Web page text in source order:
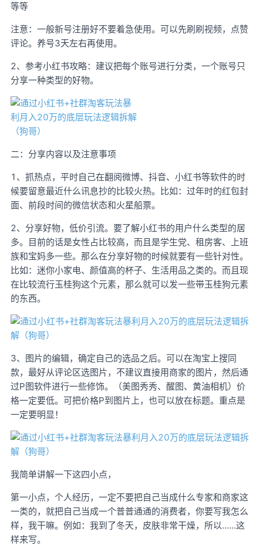
等等
注意：一般新号注册好不要着急使用。可以先刷刷视频，点赞
评论。养号3天左右再使用。
2、参考小红书攻略：建议把每个账号进行分类，一个账号只
分享一种类型的好物。
二：分享内容以及注意事项
1、抓热点，平时自己在翻阅微博、抖音、小红书等软件的时
候要留意最近什么讯息抄的比较火热。比如：过年时的红包封
面、前段时间的微信状态和火星船票。
2、分享好物，低价引流。要了解小红书的用户什么类型的居
多。目前的话是女性占比较高，而且是学生党、租房客、上班
族和宝妈多一些。那么在分享好物的时候就要有一些针对性。
比如：迷你小家电、颜值高的杯子、生活用品之类的。而且现
在比较流行玉桂狗这个元素，那么就可以发一些带玉桂狗元素
的东西。
3、图片的编辑，确定自己的选品之后。可以在淘宝上搜同
款，最好从评论区选图片，不建议直接用商家的图片，然后通
过P图软件进行一些修饰。（美图秀秀、醒图、黄油相机）价
格一定要低。可把价格P到图片上，也可以放在标题。重点是
一定要明显！
我简单讲解一下这四小点，
第一小点，个人经历，一定不要把自己当成什么专家和商家这
一类的，就把自己当成一个普普通通的消费者，你要写我怎么
样，我干嘛。例如：我到了冬天，皮肤非常干燥，所以……这
样来写。